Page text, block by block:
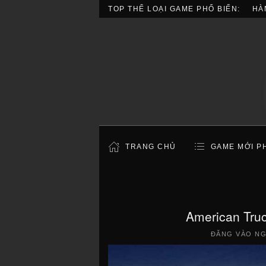
TOP THỂ LOẠI GAME PHỔ BIẾN:
TRANG CHỦ GAME MỚI
American
ĐĂNG VÀO